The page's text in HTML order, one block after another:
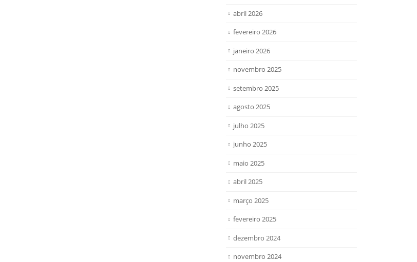
abril 2026
fevereiro 2026
janeiro 2026
novembro 2025
setembro 2025
agosto 2025
julho 2025
junho 2025
maio 2025
abril 2025
março 2025
fevereiro 2025
dezembro 2024
novembro 2024